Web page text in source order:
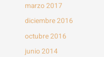
marzo 2017
diciembre 2016
octubre 2016
junio 2014